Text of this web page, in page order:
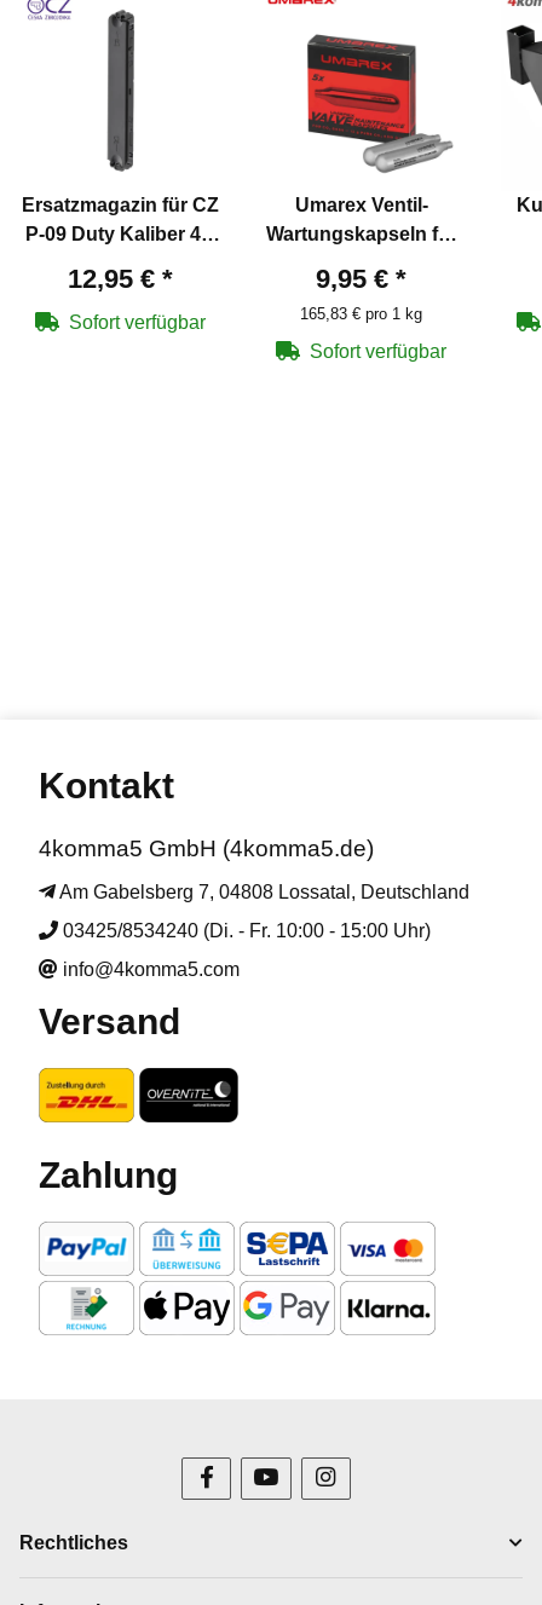
Ersatzmagazin für CZ
P-09 Duty Kaliber 4,5
Schuss
12,95 € *
Sofort verfügbar
Umarex Ventil-
Wartungskapseln für
9,95 € *
165,83 € pro 1 kg
Sofort verfügbar
Kontakt
4komma5 GmbH (4komma5.de)
Am Gabelsberg 7, 04808 Lossatal, Deutschland
03425/8534240 (Di. - Fr. 10:00 - 15:00 Uhr)
info@4komma5.com
Versand
Zahlung
Rechtliches